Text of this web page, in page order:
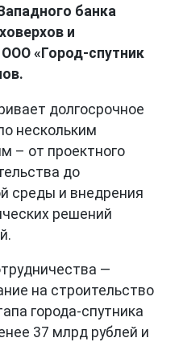
банка
и
«Город-спутник
долгосрочное
нескольким
– от проектного
до
среды и внедрения
решений
—
на строительство
города-спутника
37 млрд рублей и